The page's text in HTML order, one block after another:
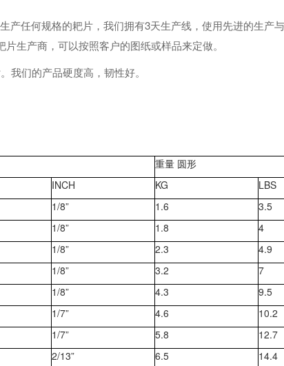
产任何规格的耙片，我们拥有3天生产线，使用先进的生产
生产商，可以按照客户的图纸或样品来定做。
我们的产品硬度高，韧性好。
重量 圆形
INCH KG LBS
1/8” 1.6 3.5
1/8” 1.8 4
1/8” 2.3 4.9
1/8” 3.2 7
1/8” 4.3 9.5
1/7” 4.6 10.2
1/7” 5.8 12.7
2/13” 6.5 14.4